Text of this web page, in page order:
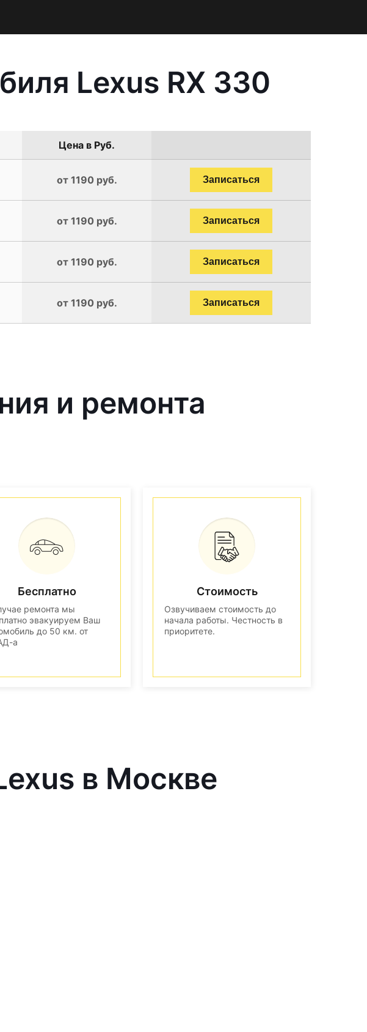
Lexus RX 330
Цена в Руб.
от 1190 руб. Записаться
от 1190 руб. Записаться
от 1190 руб. Записаться
от 1190 руб. Записаться
и ремонта
Бесплатно
ремонта мы
эвакуируем Ваш
до 50 км. от
а
Стоимость
Озвучиваем стоимость до
начала работы. Честность в
приоритете.
в Москве